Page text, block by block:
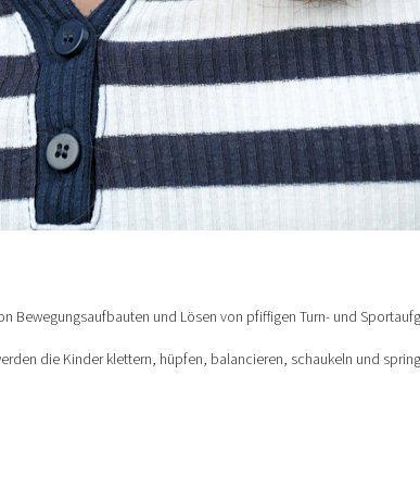
Bewegungsaufbauten und Lösen von pfiffigen Turn- und
die Kinder klettern, hüpfen, balancieren, schaukeln und